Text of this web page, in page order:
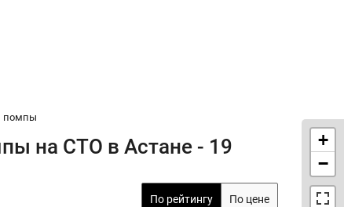
помпы
на СТО в Астане - 19
По рейтингу По цене
+
−